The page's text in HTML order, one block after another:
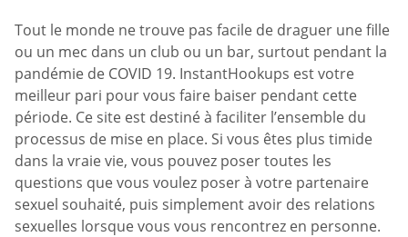
Tout le monde ne trouve pas facile de draguer une fille
ou un mec dans un club ou un bar, surtout pendant la
pandémie de COVID 19. InstantHookups est votre
meilleur pari pour vous faire baiser pendant cette
période. Ce site est destiné à faciliter l’ensemble du
processus de mise en place. Si vous êtes plus timide
dans la vraie vie, vous pouvez poser toutes les
questions que vous voulez poser à votre partenaire
sexuel souhaité, puis simplement avoir des relations
sexuelles lorsque vous vous rencontrez en personne.